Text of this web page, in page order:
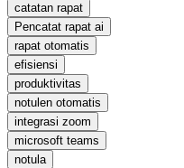
catatan rapat
Pencatat rapat ai
rapat otomatis
efisiensi
produktivitas
notulen otomatis
integrasi zoom
microsoft teams
notula